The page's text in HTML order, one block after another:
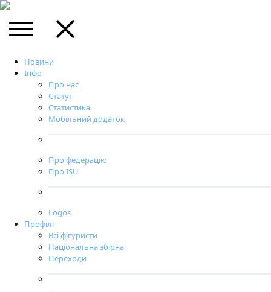
Новини
Інфо
Про нас
Статут
Статистика
Мобільний додаток
Про федерацію
Про ISU
Logos
Профілі
Всі фігуристи
Національна збірна
Переходи